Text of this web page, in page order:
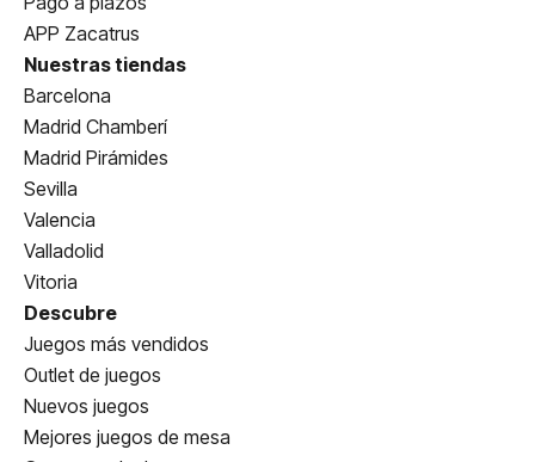
APP Zacatrus
Nuestras tiendas
Barcelona
Madrid Chamberí
Madrid Pirámides
Sevilla
Valencia
Valladolid
Vitoria
Descubre
Juegos más vendidos
Outlet de juegos
Nuevos juegos
Mejores juegos de mesa